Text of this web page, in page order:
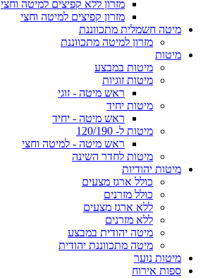
מזרון ללא קפיצים למיטה וחצי
מזרון קפיצים למיטה וחצי
מיטה חשמלית מתכווננת
מזרון למיטה מתכווננת
מיטות
מיטות במבצע
מיטות זוגיות
ראש מיטה - זוגי
מיטות יחיד
ראש מיטה - יחיד
מיטות ל- 120/190
ראש מיטה - למיטה וחצי
מיטות לחדר השינה
מיטות יהודיות
כולל ארגז מצעים
כולל מזרנים
ללא ארגז מצעים
ללא מזרנים
מיטה יהודית במבצע
מיטה מתכווננת יהודית
מיטות נוער
ספות אירוח